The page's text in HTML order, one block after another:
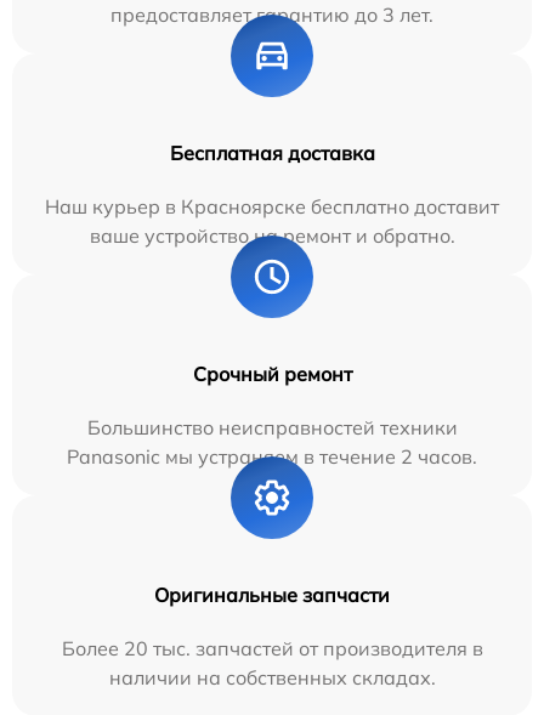
предоставляет гарантию до 3 лет.
Бесплатная доставка
Наш курьер в Красноярске бесплатно доставит
ваше устройство на ремонт и обратно.
Срочный ремонт
Большинство неисправностей техники
Panasonic мы устраняем в течение 2 часов.
Оригинальные запчасти
Более 20 тыс. запчастей от производителя в
наличии на собственных складах.